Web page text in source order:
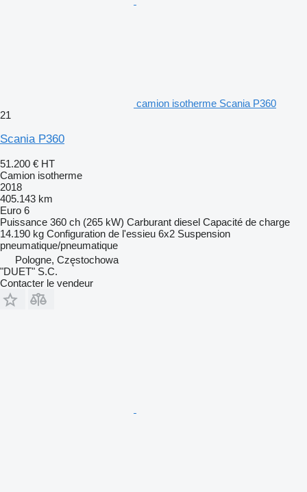
camion isotherme Scania P360
21
Scania P360
51.200 € HT
Camion isotherme
2018
405.143 km
Euro 6
Puissance 360 ch (265 kW) Carburant diesel Capacité de charge
14.190 kg Configuration de l'essieu 6x2 Suspension
pneumatique/pneumatique
Pologne, Częstochowa
"DUET" S.C.
Contacter le vendeur